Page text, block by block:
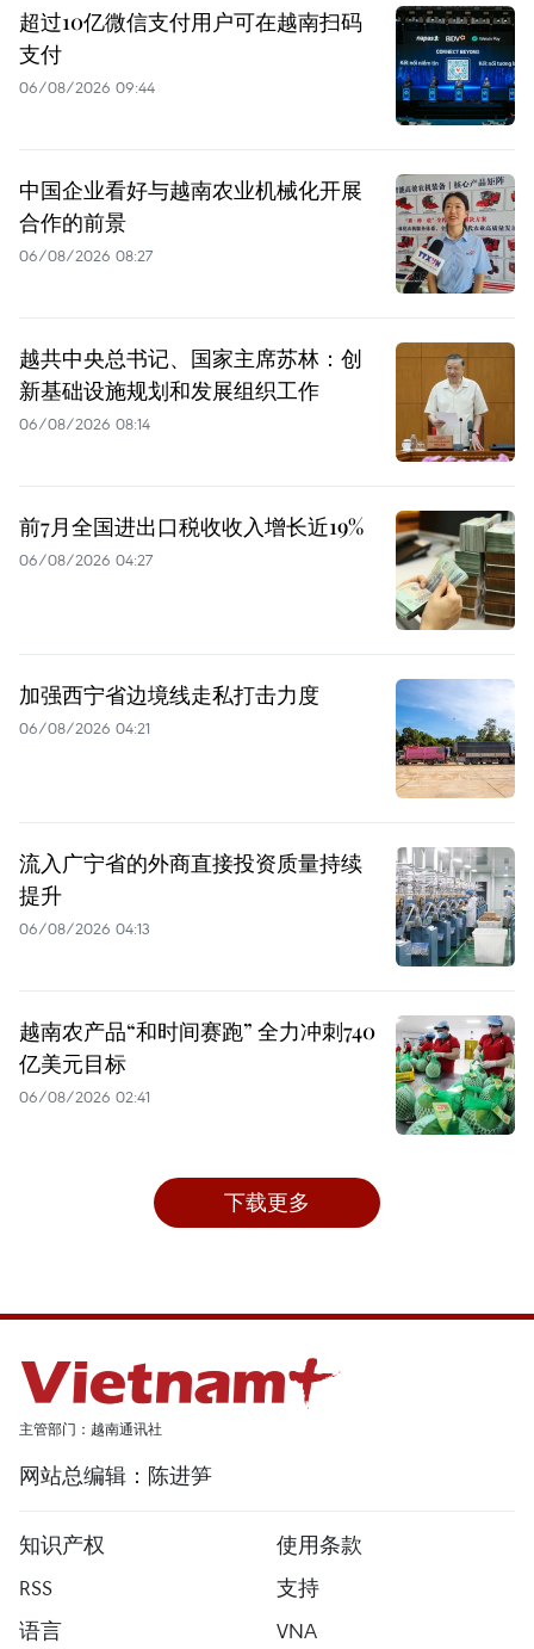
超过10亿微信支付用户可在越南扫码
支付
06/08/2026 09:44
中国企业看好与越南农业机械化开展
合作的前景
06/08/2026 08:27
越共中央总书记、国家主席苏林：创
新基础设施规划和发展组织工作
06/08/2026 08:14
前7月全国进出口税收收入增长近19%
06/08/2026 04:27
加强西宁省边境线走私打击力度
06/08/2026 04:21
流入广宁省的外商直接投资质量持续
提升
06/08/2026 04:13
越南农产品“和时间赛跑” 全力冲刺740
亿美元目标
06/08/2026 02:41
下载更多
主管部门：越南通讯社
网站总编辑：陈进笋
知识产权
使用条款
RSS
支持
语言
VNA